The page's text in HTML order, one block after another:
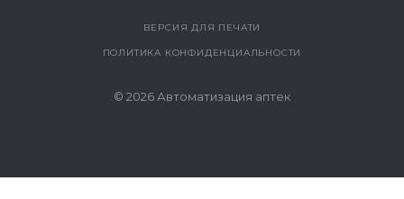
ВЕРСИЯ ДЛЯ ПЕЧАТИ
ПОЛИТИКА КОНФИДЕНЦИАЛЬНОСТИ
© 2026 Автоматизация аптек